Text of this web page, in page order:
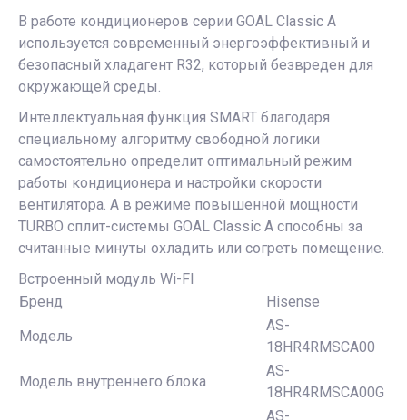
В работе кондиционеров серии GOAL Classic A
используется современный энергоэффективный и
безопасный хладагент R32, который безвреден для
окружающей среды.
Интеллектуальная функция SMART благодаря
специальному алгоритму свободной логики
самостоятельно определит оптимальный режим
работы кондиционера и настройки скорости
вентилятора. А в режиме повышенной мощности
TURBO сплит-системы GOAL Classic A способны за
считанные минуты охладить или согреть помещение.
Встроенный модуль Wi-FI
Бренд
Hisense
Модель
AS-
18HR4RMSCA00
Модель внутреннего блока
AS-
18HR4RMSCA00G
AS-